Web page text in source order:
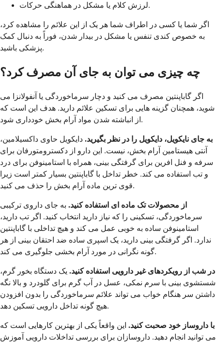
لرزش کلام یا مشکل در هماهنگی حرکات.
اگر شما یا کسی در اطراف شما هر یک از این علائم را مشاهده کرد،
به خصوص کندی تنفس یا مشکل در بیدار شدن، فوراً به دنبال کمک
پزشکی باشید.
چه چیزی می توان به جای آن مصرف کرد؟
اگر گاباپنتین مصرف می کنید و دچار سرماخوردگی یا آنفولانزا می
شوید، همچنان گزینه هایی برای تسکین علائم دارید. هدف این است که
از انباشته شدن مواد آرام بخش خودداری شود.
به جای نایکویل، دایکویل را در نظر بگیرید. دایکویل حاوی داکسیلامین،
آنتی هیستامین آرام بخش، نیست. این دارو از دکسترومتورفان برای
سرفه و فنل افرین برای گرفتگی بینی، همراه با استامینوفن برای درد
و تب استفاده می کند. خطر تداخل با گاباپنتین بسیار کمتر است زیرا
قوی ترین ماده آرام بخش را حذف می کنید.
از محصولات تک ماده ای استفاده کنید. به جای داروی ترکیبی
سرماخوردگی، تسکینی را که نیاز دارید انتخاب کنید. اگر تب دارید،
استامینوفن ساده به خوبی عمل می کند و هیچ تداخلی با گاباپنتین
ندارد. اگر گرفتگی بینی دارید، یک اسپری ساده ضد احتقان بینی از هر
گونه نگرانی در مورد آرام بخشی جلوگیری می کند.
در شب از رویکردهای غیر دارویی استفاده کنید. یک دستگاه بخور گرم،
شستشوی بینی با سرم نمکی، عسل در آب گرم برای گلودرد و بالا نگه
داشتن سر هنگام خواب می تواند علائم سرماخوردگی را بدون افزودن
هیچ گونه تداخل دارویی تسکین دهد.
با داروساز خود صحبت کنید. این واقعاً یکی از بهترین کارهایی است که
می توانید انجام دهید. داروسازان برای بررسی تداخلات دارویی آموزش